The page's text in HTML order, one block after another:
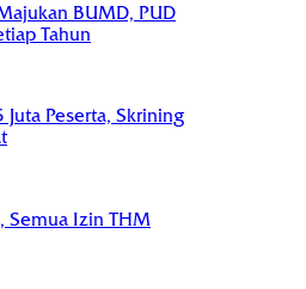
BUMD, PUD
Tahun
Peserta, Skrining
Semua Izin THM